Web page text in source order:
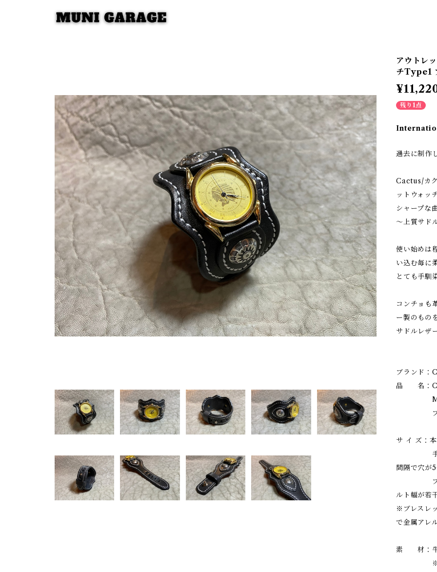
アウトレ
チType1
残り1点
過去に制作
Cactus/カ
ットウォッ
シャープな
～上質サド
使い始めは
い込む毎に
とても手馴
コンチョも
ー製のもの
サドルレザ
ブランド：
品 名：
Men's
ブラッ
サ イ ズ：
手首周
間隔で穴が
ブレスレ
ルト幅が若
※ブレスレ
で金属アレ
素 材：牛
※天然素